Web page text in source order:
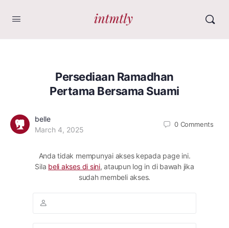
Persediaan Ramadhan
Pertama Bersama Suami
belle
March 4, 2025
0 Comments
Anda tidak mempunyai akses kepada page ini.
Sila beli akses di sini, ataupun log in di bawah jika
sudah membeli akses.